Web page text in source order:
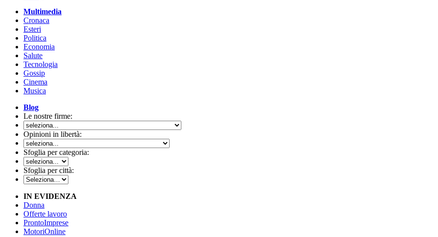
Multimedia
Cronaca
Esteri
Politica
Economia
Salute
Tecnologia
Gossip
Cinema
Musica
Blog
Le nostre firme:
Opinioni in libertà:
Sfoglia per categoria:
Sfoglia per città:
IN EVIDENZA
Donna
Offerte lavoro
ProntoImprese
MotoriOnline